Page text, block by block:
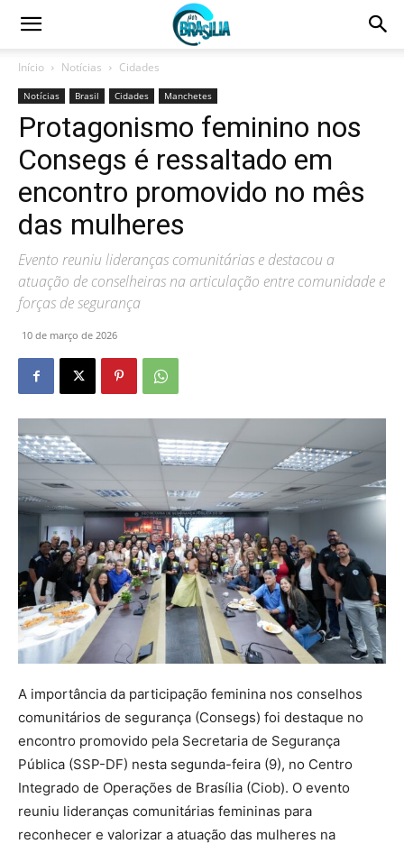
Início Notícias Cidades
Notícias Brasil Cidades Manchetes
Protagonismo feminino nos
Consegs é ressaltado em
encontro promovido no mês
das mulheres
Evento reuniu lideranças comunitárias e destacou a
atuação de conselheiras na articulação entre comunidade e
forças de segurança
10 de março de 2026
A importância da participação feminina nos conselhos
comunitários de segurança (Consegs) foi destaque no
encontro promovido pela Secretaria de Segurança
Pública (SSP-DF) nesta segunda-feira (9), no Centro
Integrado de Operações de Brasília (Ciob). O evento
reuniu lideranças comunitárias femininas para
reconhecer e valorizar a atuação das mulheres na